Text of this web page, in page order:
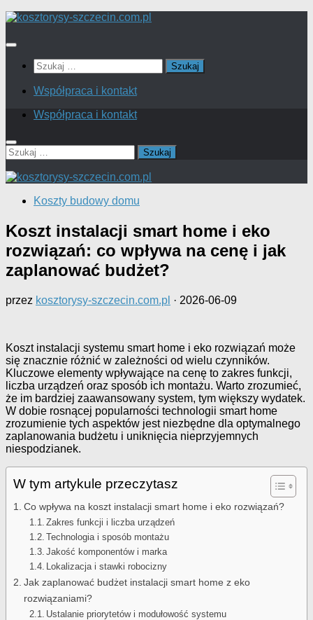
Skip
content
Szukaj:
Współpraca i kontakt
Współpraca i kontakt
Szukaj:
Koszty budowy domu
Koszt instalacji smart home i eko
rozwiązań: co wpływa na cenę i jak
zaplanować budżet?
przez kosztorysy-szczecin.com.pl · 2026-06-09
Koszt instalacji systemu smart home i eko rozwiązań może
się znacznie różnić w zależności od wielu czynników.
Kluczowe elementy wpływające na cenę to zakres funkcji,
liczba urządzeń oraz sposób ich montażu. Warto zrozumieć,
że im bardziej zaawansowany system, tym większy wydatek.
W dobie rosnącej popularności technologii smart home
zrozumienie tych aspektów jest niezbędne dla optymalnego
zaplanowania budżetu i uniknięcia nieprzyjemnych
niespodzianek.
W tym artykule przeczytasz
Co wpływa na koszt instalacji smart home i eko rozwiązań?
Zakres funkcji i liczba urządzeń
Technologia i sposób montażu
Jakość komponentów i marka
Lokalizacja i stawki robocizny
Jak zaplanować budżet instalacji smart home z eko
rozwiązaniami?
Ustalanie priorytetów i modułowość systemu